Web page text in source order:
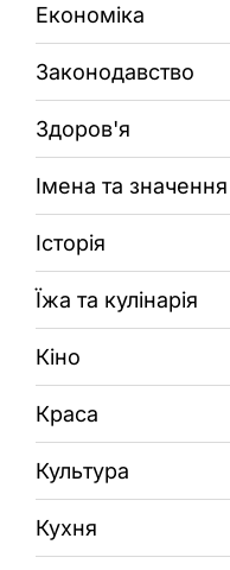
Економіка
Законодавство
Здоров'я
Імена та
Історія
Їжа та кулінарія
Кіно
Краса
Культура
Кухня